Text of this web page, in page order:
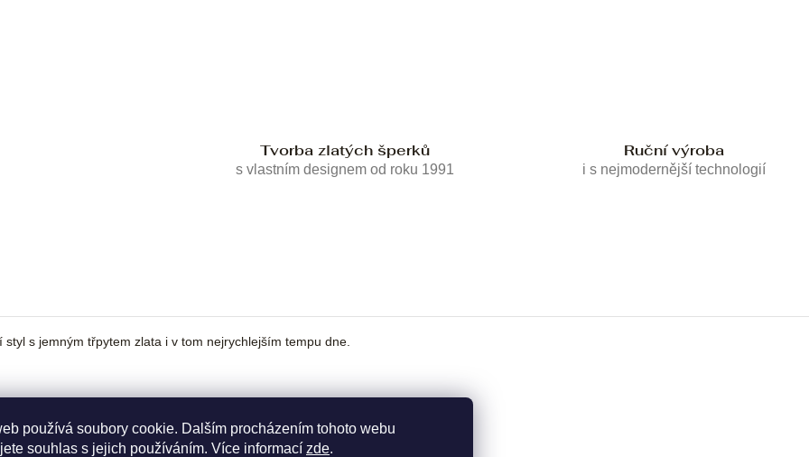
používá soubory cookie. Dalším procházením tohoto webu
souhlas s jejich používáním. Více informací zde.
Tvorba zlatých šperků
s vlastním designem od roku 1991
Ruční výroba
i s nejmodernější technologií
s jemným třpytem zlata i v tom nejrychlejším tempu dne.